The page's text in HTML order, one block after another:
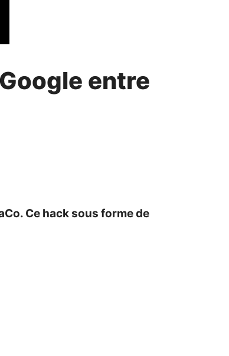
entre
Ce hack sous forme de